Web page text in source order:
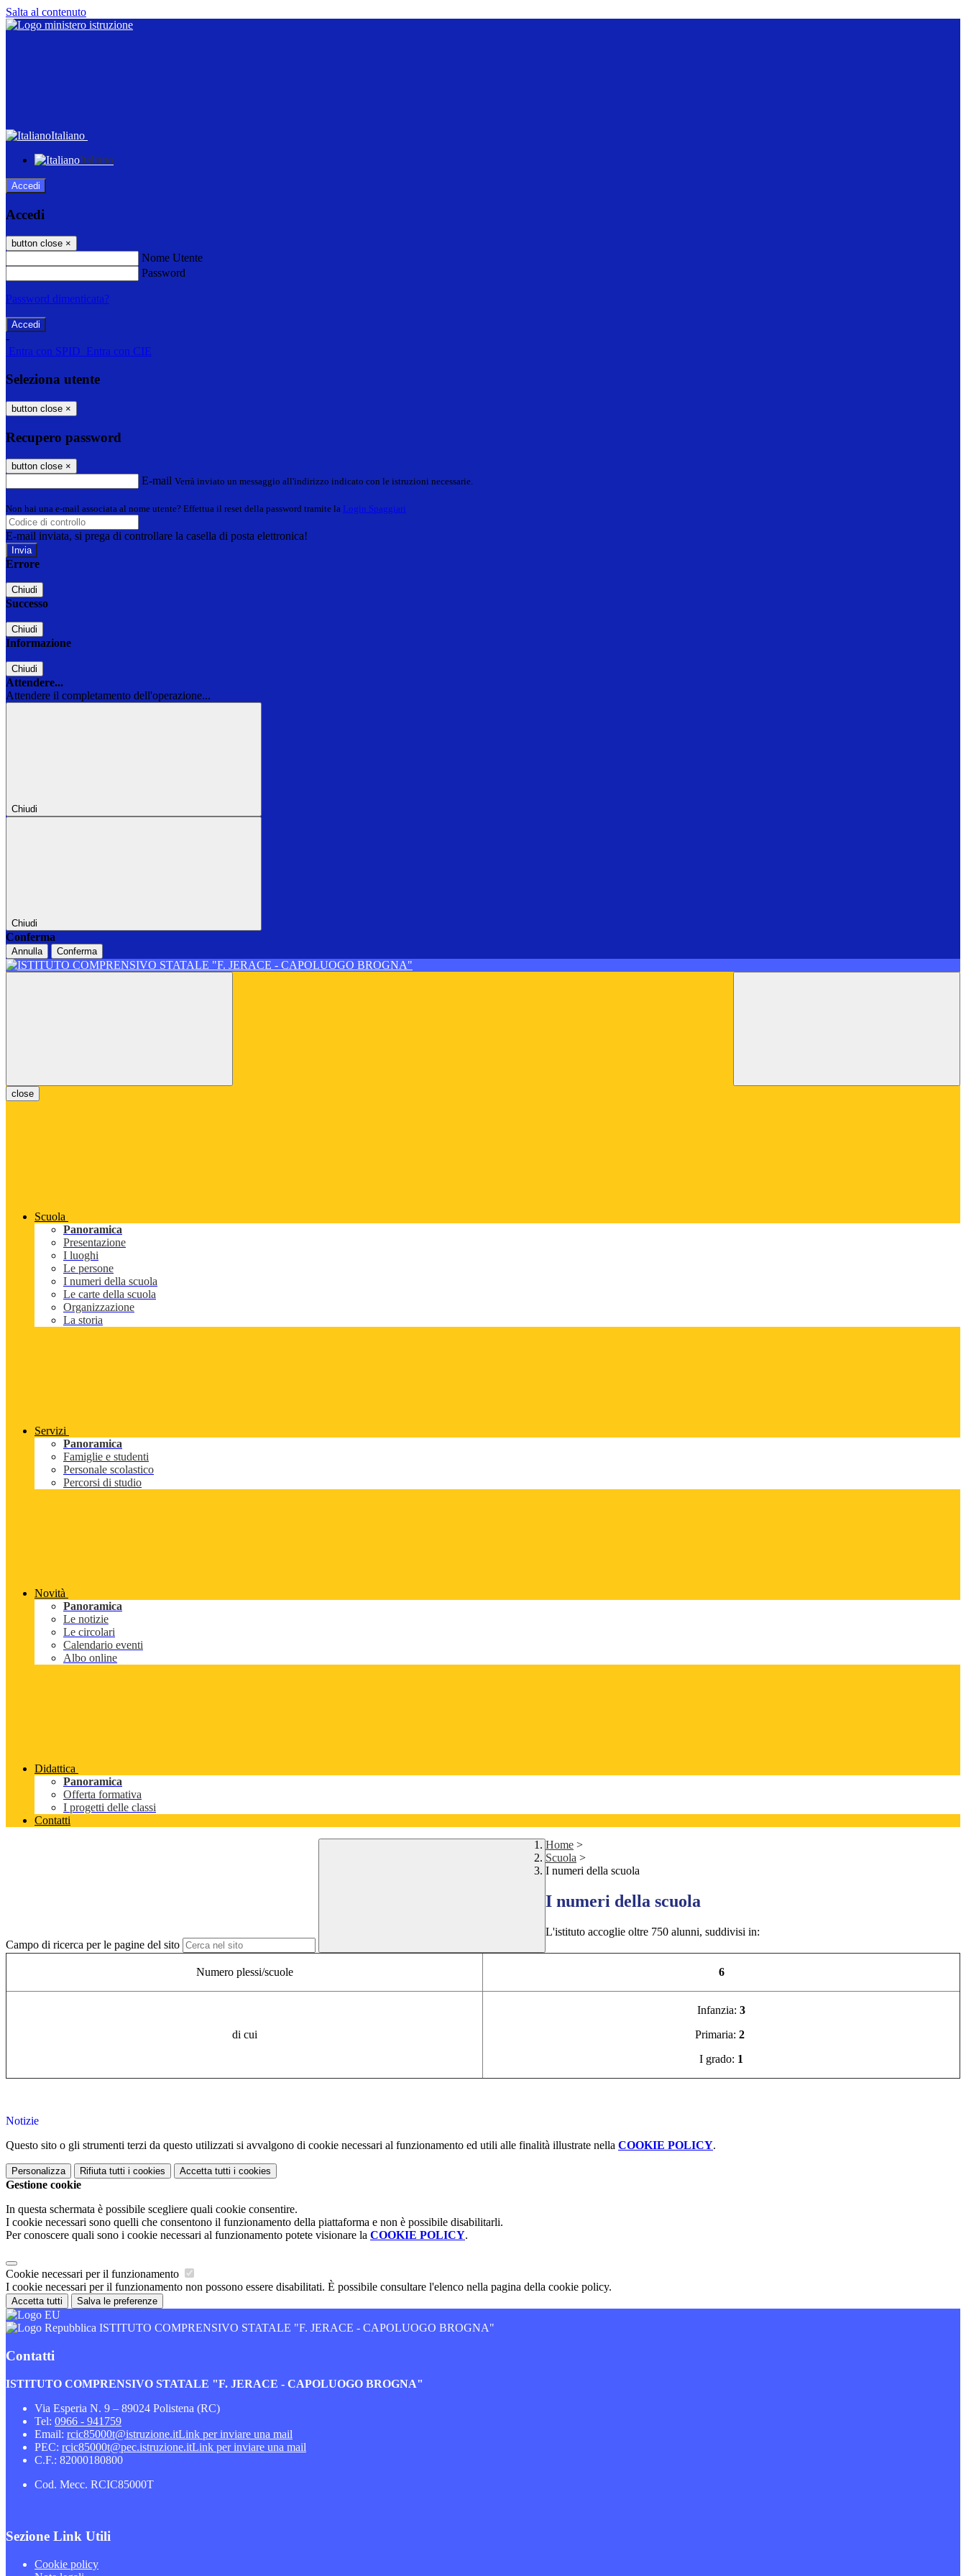
Salta al contenuto
Italiano
Italiano
Accedi
Accedi
button close ×
Nome Utente
Password
Password dimenticata?
-
Entra con SPID Entra con CIE
Seleziona utente
button close ×
Recupero password
button close ×
E-mail Verrà inviato un messaggio all'indirizzo indicato con le istruzioni necessarie.
Non hai una e-mail associata al nome utente? Effettua il reset della password tramite la Login Spaggiari
E-mail inviata, si prega di controllare la casella di posta elettronica!
Errore
Chiudi
Successo
Chiudi
Informazione
Chiudi
Attendere...
Attendere il completamento dell'operazione...
Chiudi
Chiudi
Conferma
Annulla Conferma
close
Scuola
Panoramica
Presentazione
I luoghi
Le persone
I numeri della scuola
Le carte della scuola
Organizzazione
La storia
Servizi
Panoramica
Famiglie e studenti
Personale scolastico
Percorsi di studio
Novità
Panoramica
Le notizie
Le circolari
Calendario eventi
Albo online
Didattica
Panoramica
Offerta formativa
I progetti delle classi
Contatti
Campo di ricerca per le pagine del sito
Home >
Scuola >
I numeri della scuola
I numeri della scuola
L'istituto accoglie oltre 750 alunni, suddivisi in:
Numero plessi/scuole 6
di cui
Infanzia: 3
Primaria: 2
I grado: 1
Notizie
Questo sito o gli strumenti terzi da questo utilizzati si avvalgono di cookie necessari al funzionamento ed utili alle finalità illustrate nella COOKIE POLICY.
Personalizza Rifiuta tutti i cookies Accetta tutti i cookies
Gestione cookie
In questa schermata è possibile scegliere quali cookie consentire.
I cookie necessari sono quelli che consentono il funzionamento della piattaforma e non è possibile disabilitarli.
Per conoscere quali sono i cookie necessari al funzionamento potete visionare la COOKIE POLICY.
Cookie necessari per il funzionamento
I cookie necessari per il funzionamento non possono essere disabilitati. È possibile consultare l'elenco nella pagina della cookie policy.
Accetta tutti Salva le preferenze
ISTITUTO COMPRENSIVO STATALE "F. JERACE - CAPOLUOGO BROGNA"
Contatti
ISTITUTO COMPRENSIVO STATALE "F. JERACE - CAPOLUOGO BROGNA"
Via Esperia N. 9 – 89024 Polistena (RC)
Tel: 0966 - 941759
Email: rcic85000t@istruzione.itLink per inviare una mail
PEC: rcic85000t@pec.istruzione.itLink per inviare una mail
C.F.: 82000180800
Cod. Mecc. RCIC85000T
Sezione Link Utili
Cookie policy